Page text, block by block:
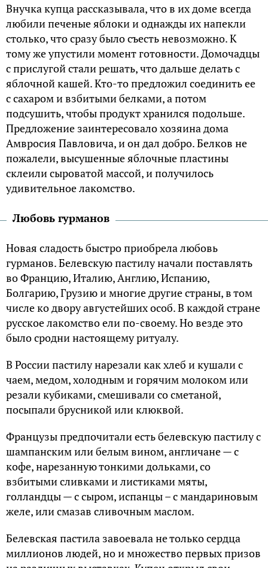
Внучка купца рассказывала, что в их доме всегда
любили печеные яблоки и однажды их напекли
столько, что сразу было съесть невозможно. К
тому же упустили момент готовности. Домочадцы
с прислугой стали решать, что дальше делать с
яблочной кашей. Кто-то предложил соединить ее
с сахаром и взбитыми белками, а потом
подсушить, чтобы продукт хранился подольше.
Предложение заинтересовало хозяина дома
Амвросия Павловича, и он дал добро. Белков не
пожалели, высушенные яблочные пластины
склеили сыроватой массой, и получилось
удивительное лакомство.
Любовь гурманов
Новая сладость быстро приобрела любовь
гурманов. Белевскую пастилу начали поставлять
во Францию, Италию, Англию, Испанию,
Болгарию, Грузию и многие другие страны, в том
числе ко двору августейших особ. В каждой стране
русское лакомство ели по-своему. Но везде это
было сродни настоящему ритуалу.
В России пастилу нарезали как хлеб и кушали с
чаем, медом, холодным и горячим молоком или
резали кубиками, смешивали со сметаной,
посыпали брусникой или клюквой.
Французы предпочитали есть белевскую пастилу с
шампанским или белым вином, англичане — с
кофе, нарезанную тонкими дольками, со
взбитыми сливками и листиками мяты,
голландцы — с сыром, испанцы – с мандариновым
желе, или смазав сливочным маслом.
Белевская пастила завоевала не только сердца
миллионов людей, но и множество первых призов